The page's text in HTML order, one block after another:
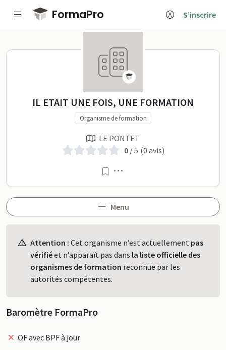
Passer au contenu principal
FormaPro S’inscrire
IL ETAIT UNE FOIS, UNE
IL ETAIT UNE FOIS, UNE FORMATION
Organisme de formation
LE PONTET
0/ 5 (0 avis)
Menu
Attention : Cet organisme n’est actuellement pas
vérifiéet n’apparaît pas dans la liste officielle des
organismes de formation reconnue par les
autorités compétentes.
Baromètre FormaPro
OF avec BPF à jour